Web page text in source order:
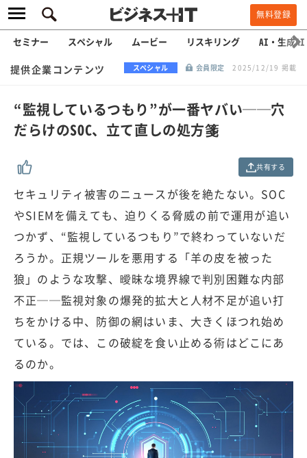
無料登録
セミナー スペシャル ムービー リスキリング AI・生成AI
提供企業コンテンツ スペシャル 会員限定 2025/12/19 掲載
“監視しているつもり”が一番ヤバい──穴
だらけのSOC、立て直しの処方箋
共有する
セキュリティ被害のニュースが後を絶たない。SOC
やSIEMを備えても、迫りくる脅威の前で運用が追い
つかず、“監視しているつもり”で終わっていないだ
ろうか。正規ツールを悪用する「羊の皮を被った
狼」のような攻撃、曖昧な境界線で判別困難な内部
不正──監視対象の爆発的拡大と人材不足が追い打
ちをかける中、防御の網はいま、大きくほつれ始め
ている。では、この破綻を食い止める術はどこにあ
るのか。